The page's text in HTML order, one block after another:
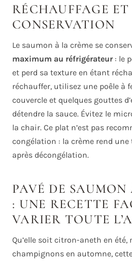
RÉCHAUFFAGE ET
CONSERVATION
Le saumon à la crème se
maximum au réfrigérateur: le
et perd sa texture en étant
réchauffer, utilisez une poêle à
couvercle et quelques gouttes
détendre la sauce. Évitez le
la chair. Ce plat n’est pas
congélation : la crème rend
après décongélation.
PAVÉ DE
: UNE RECETTE
VARIER TOUTE
Qu’elle soit citron-aneth en
champignons en automne,